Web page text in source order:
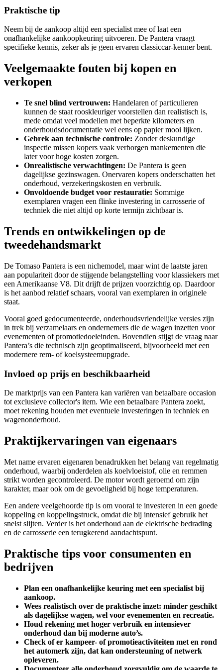
Praktische tip
Neem bij de aankoop altijd een specialist mee of laat een
onafhankelijke aankoopkeuring uitvoeren. De Pantera vraagt
specifieke kennis, zeker als je geen ervaren classiccar-kenner bent.
Veelgemaakte fouten bij kopen en
verkopen
Te snel blind vertrouwen: Handelaren of particulieren
kunnen de staat rooskleuriger voorstellen dan realistisch is,
mede omdat veel modellen met beperkte kilometers en
onderhoudsdocumentatie wel eens op papier mooi lijken.
Gebrek aan technische controle: Zonder deskundige
inspectie missen kopers vaak verborgen mankementen die
later voor hoge kosten zorgen.
Onrealistische verwachtingen: De Pantera is geen
dagelijkse gezinswagen. Onervaren kopers onderschatten het
onderhoud, verzekeringskosten en verbruik.
Onvoldoende budget voor restauratie: Sommige
exemplaren vragen een flinke investering in carrosserie of
techniek die niet altijd op korte termijn zichtbaar is.
Trends en ontwikkelingen op de
tweedehandsmarkt
De Tomaso Pantera is een nichemodel, maar wint de laatste jaren
aan populariteit door de stijgende belangstelling voor klassiekers met
een Amerikaanse V8. Dit drijft de prijzen voorzichtig op. Daardoor
is het aanbod relatief schaars, vooral van exemplaren in originele
staat.
Vooral goed gedocumenteerde, onderhoudsvriendelijke versies zijn
in trek bij verzamelaars en ondernemers die de wagen inzetten voor
evenementen of promotiedoeleinden. Bovendien stijgt de vraag naar
Pantera’s die technisch zijn geoptimaliseerd, bijvoorbeeld met een
modernere rem- of koelsysteemupgrade.
Invloed op prijs en beschikbaarheid
De marktprijs van een Pantera kan variëren van betaalbare occasion
tot exclusieve collector's item. Wie een betaalbare Pantera zoekt,
moet rekening houden met eventuele investeringen in techniek en
wagenonderhoud.
Praktijkervaringen van eigenaars
Met name ervaren eigenaren benadrukken het belang van regelmatig
onderhoud, waarbij onderdelen als koelvloeistof, olie en remmen
strikt worden gecontroleerd. De motor wordt geroemd om zijn
karakter, maar ook om de gevoeligheid bij hoge temperaturen.
Een andere veelgehoorde tip is om vooral te investeren in een goede
koppeling en koppelingstruck, omdat die bij intensief gebruik het
snelst slijten. Verder is het onderhoud aan de elektrische bedrading
en de carrosserie een terugkerend aandachtspunt.
Praktische tips voor consumenten en
bedrijven
Plan een onafhankelijke keuring met een specialist bij
aankoop.
Wees realistisch over de praktische inzet: minder geschikt
als dagelijkse wagen, wel voor evenementen en recreatie.
Houd rekening met hoger verbruik en intensiever
onderhoud dan bij moderne auto’s.
Check of er kampeer- of promotieactiviteiten met en rond
het automerk zijn, dat kan ondersteuning of netwerk
opleveren.